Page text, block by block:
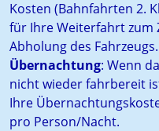
Kosten (Bahnfahrten 2.
für Ihre Weiterfahrt zum
Abholung des Fahrzeugs.
Übernachtung: Wenn
nicht wieder fahrbereit
Ihre
pro Person/Nacht.